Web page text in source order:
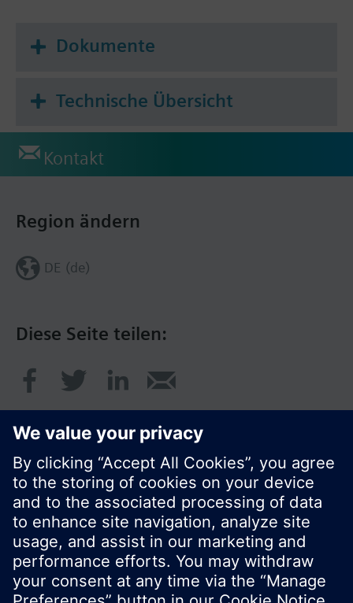
Dokumente
Technische Übersicht
Kontakt
Diese Seite teilen:
Region ändern
DE (de)
© Siemens Schweiz AG 2020
Preise: unverbindliche Preisempfehlung ohne
MWSt in EUR